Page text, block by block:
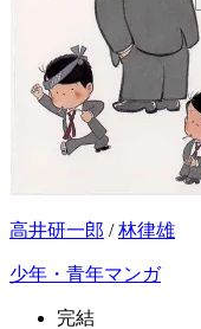
高井研一郎 /林律雄
少年・青年マンガ
完結